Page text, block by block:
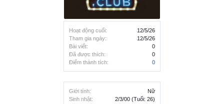
Hoạt động cuối:
12/5/26
Tham gia ngày:
12/5/26
Bài viết:
0
Đã được thích:
0
Điểm thành tích:
0
Giới tính:
Nữ
Sinh nhật:
2/3/00 (Tuổi: 26)